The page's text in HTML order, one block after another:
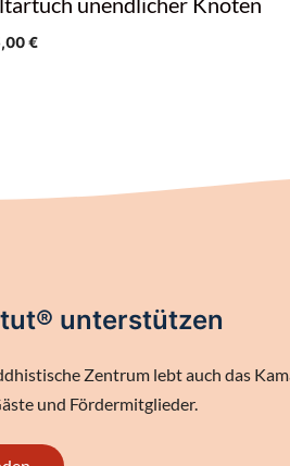
€
unterstützen
Zentrum lebt auch das
und Fördermitglieder.